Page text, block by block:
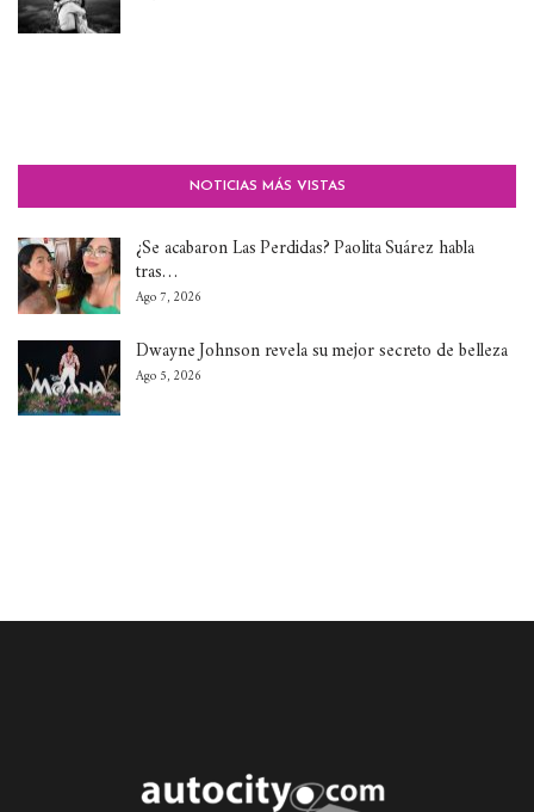
NOTICIAS MÁS VISTAS
¿Se acabaron Las Perdidas? Paolita Suárez habla
tras…
Ago 7, 2026
Dwayne Johnson revela su mejor secreto de belleza
Ago 5, 2026